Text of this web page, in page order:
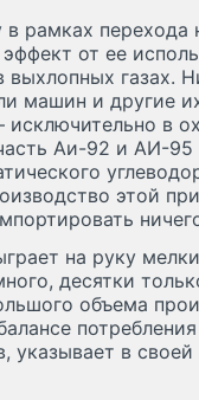
рамках перехода
от ее
газах.
машин и другие
в
Аи-92 и АИ-95
этой
на руку
десятки
объема
указывает в своей